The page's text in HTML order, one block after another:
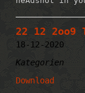
22 12 2oo9
18-12-2020
Kategorien
Download